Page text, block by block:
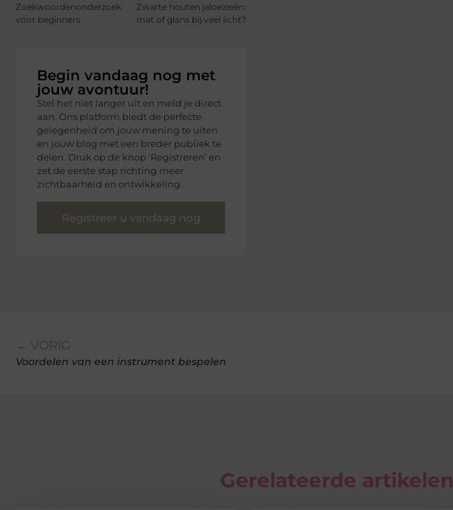
Zoekwoordenonderzoek
voor beginners
Zwarte houten jaloezieën:
mat of glans bij veel licht?
Begin vandaag nog met
jouw avontuur!
Stel het niet langer uit en meld je direct
aan. Ons platform biedt de perfecte
gelegenheid om jouw mening te uiten
en jouw blog met een breder publiek te
delen. Druk op de knop ‘Registreren’ en
zet de eerste stap richting meer
zichtbaarheid en ontwikkeling.
Registreer u vandaag nog
← VORIG
Voordelen van een instrument bespelen
Gerelateerde artikelen